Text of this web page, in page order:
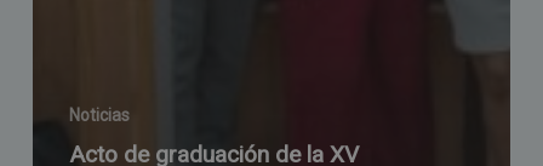
Noticias
Acto de graduación de la XV